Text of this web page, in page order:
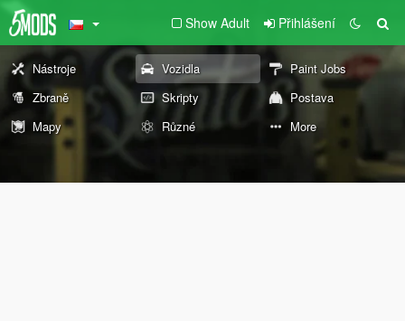
Show Adult Přihlášení
Nástroje Vozidla
Paint Jobs
Zbraně
Skripty
Postava
Mapy
Různé More